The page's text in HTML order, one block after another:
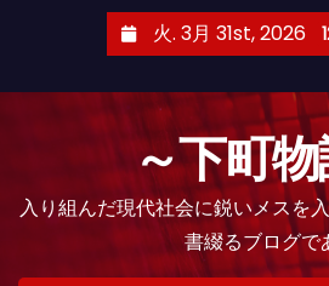
火. 3月 31st, 2026
～下町
入り組んだ現代社会に鋭いメスを
書綴るブログで